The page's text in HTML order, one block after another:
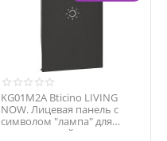
KG01M2A Bticino LIVING
NOW. Лицевая панель с
символом "лампа" для
выключателей и перекл...